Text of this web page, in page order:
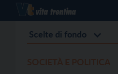
Scelte di fondo